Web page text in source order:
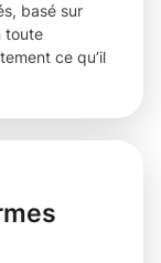
basé sur
toute
ce qu’il